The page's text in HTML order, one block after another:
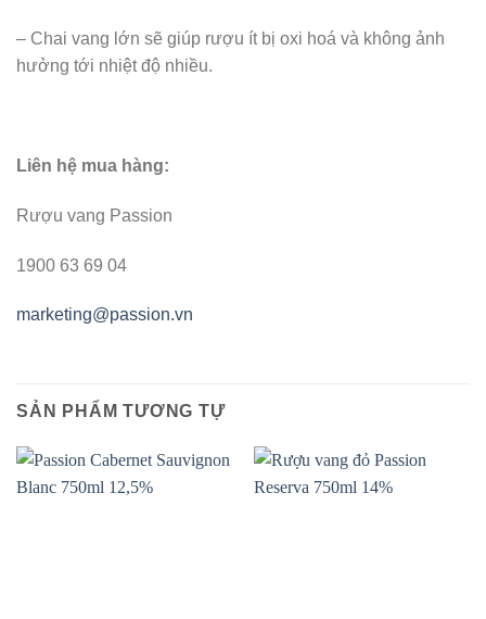
– Chai vang lớn sẽ giúp rượu ít bị oxi hoá và không ảnh
hưởng tới nhiệt độ nhiều.
Liên hệ mua hàng:
Rượu vang Passion
1900 63 69 04
marketing@passion.vn
SẢN PHẨM TƯƠNG TỰ